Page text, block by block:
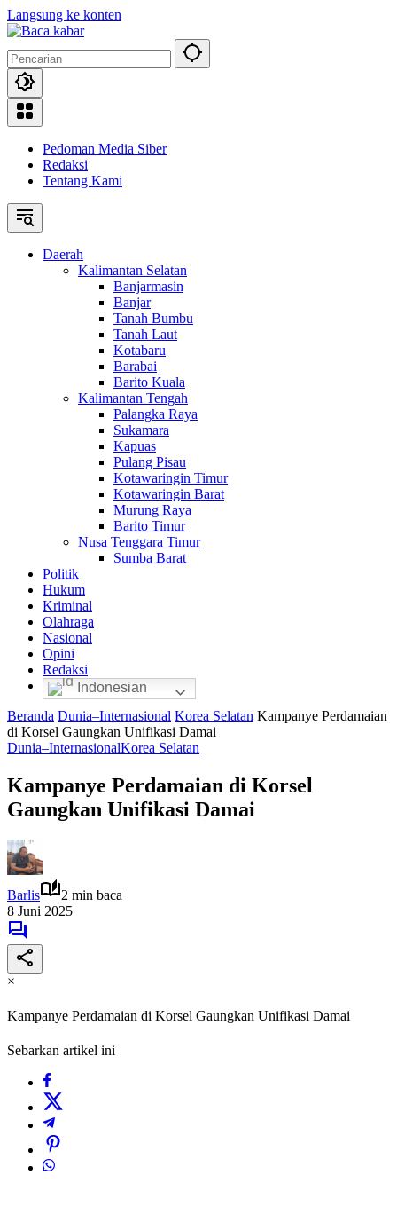
Langsung ke konten
Pedoman Media Siber
Redaksi
Tentang Kami
Daerah
Kalimantan Selatan
Banjarmasin
Banjar
Tanah Bumbu
Tanah Laut
Kotabaru
Barabai
Barito Kuala
Kalimantan Tengah
Palangka Raya
Sukamara
Kapuas
Pulang Pisau
Kotawaringin Timur
Kotawaringin Barat
Murung Raya
Barito Timur
Nusa Tenggara Timur
Sumba Barat
Politik
Hukum
Kriminal
Olahraga
Nasional
Opini
Redaksi
Indonesian
Beranda Dunia–Internasional Korea Selatan Kampanye Perdamaian
di Korsel Gaungkan Unifikasi Damai
Dunia–InternasionalKorea Selatan
Kampanye Perdamaian di Korsel
Gaungkan Unifikasi Damai
Barlis
2 min baca
8 Juni 2025
×
Kampanye Perdamaian di Korsel Gaungkan Unifikasi Damai
Sebarkan artikel ini